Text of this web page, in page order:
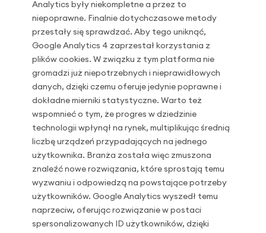
Analytics były niekompletne a przez to
niepoprawne. Finalnie dotychczasowe metody
przestały się sprawdzać. Aby tego uniknąć,
Google Analytics 4 zaprzestał korzystania z
plików cookies. W związku z tym platforma nie
gromadzi już niepotrzebnych i nieprawidłowych
danych, dzięki czemu oferuje jedynie poprawne i
dokładne mierniki statystyczne. Warto też
wspomnieć o tym, że progres w dziedzinie
technologii wpłynął na rynek, multiplikując średnią
liczbę urządzeń przypadających na jednego
użytkownika. Branża została więc zmuszona
znaleźć nowe rozwiązania, które sprostają temu
wyzwaniu i odpowiedzą na powstające potrzeby
użytkowników. Google Analytics wyszedł temu
naprzeciw, oferując rozwiązanie w postaci
spersonalizowanych ID użytkowników, dzięki